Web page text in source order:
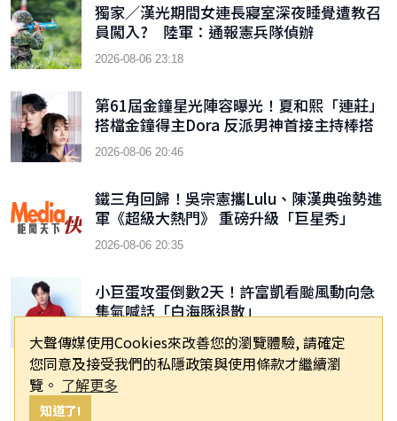
大聲傳媒使用Cookies來改善您的瀏覽體驗, 請確定
您同意及接受我們的私隱政策與使用條款才繼續瀏
覽。 了解更多
知道了!
獨家／漢光期間女連長寢室深夜睡覺遭教召
員闖入? 陸軍：通報憲兵隊偵辦
2026-08-06 23:18
第61屆金鐘星光陣容曝光！夏和熙「連莊」
搭檔金鐘得主Dora 反派男神首接主持棒搭
檔木木
2026-08-06 20:46
鐵三角回歸！吳宗憲攜Lulu、陳漢典強勢進
軍《超級大熱門》 重磅升級「巨星秀」
2026-08-06 20:35
小巨蛋攻蛋倒數2天！許富凱看颱風動向急
集氣喊話「白海豚退散」
2026-08-06 20:31